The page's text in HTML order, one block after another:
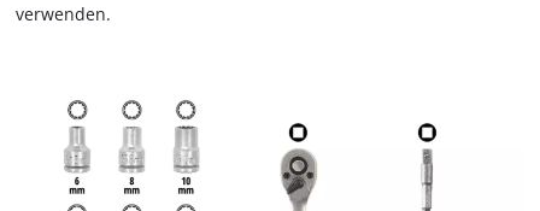
verwenden.